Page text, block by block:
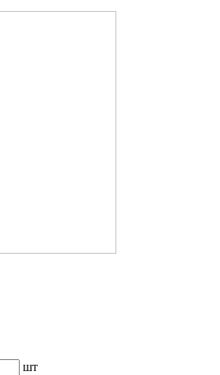
шт